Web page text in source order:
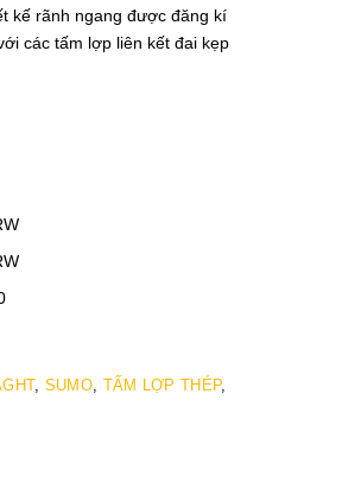
kế rãnh ngang được đăng kí
các tấm lợp liên kết đai kẹp
, SUMO, TẤM LỢP THÉP,